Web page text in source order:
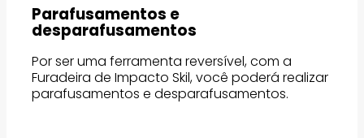
Parafusamentos e
desparafusamentos
Por ser uma ferramenta reversível, com a
Furadeira de Impacto Skil, você poderá realizar
parafusamentos e desparafusamentos.